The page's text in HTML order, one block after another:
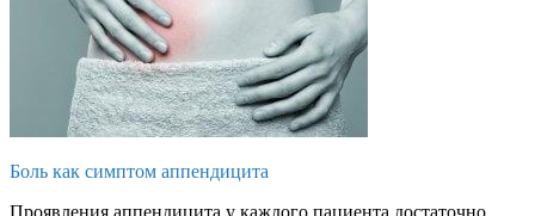
Боль как симптом аппендицита